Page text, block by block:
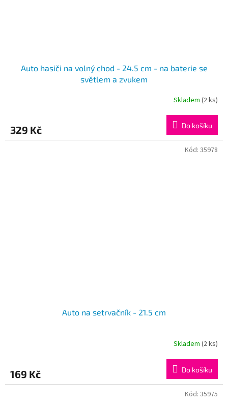
Auto hasiči na volný chod - 24.5 cm - na baterie se
světlem a zvukem
Skladem (2 ks)
329 Kč Do košíku
Auto na setrvačník - 21.5 cm
Skladem (2 ks)
169 Kč Do košíku
Kód: 35978
Kód: 35975